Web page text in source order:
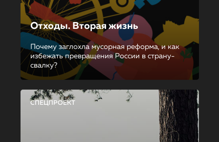
Отходы. Вторая жизнь
Почему заглохла мусорная реформа, и как
избежать превращения России в страну-
свалку?
СПЕЦПРОЕКТ